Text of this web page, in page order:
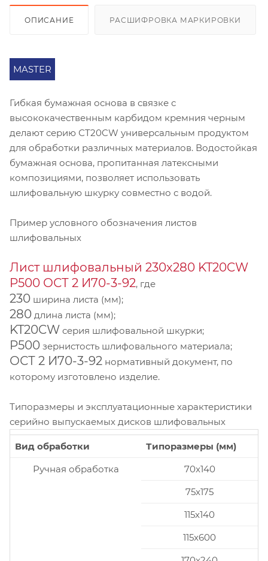
ОПИСАНИЕ РАСШИФРОВКА МАРКИРОВКИ
MASTER
Гибкая бумажная основа в связке с
высококачественным карбидом кремния черным
делают серию СT20CW универсальным продуктом
для обработки различных материалов. Водостойкая
бумажная основа, пропитанная латексными
композициями, позволяет использовать
шлифовальную шкурку совместно с водой.
Пример условного обозначения листов
шлифовальных
Лист шлифовальный 230х280 KT20CW
P500 ОСТ 2 И70-3-92, где
230 ширина листа (мм);
280 длина листа (мм);
KT20CW серия шлифовальной шкурки;
P500 зернистость шлифовального материала;
ОСТ 2 И70-3-92 нормативный документ, по
которому изготовлено изделие.
Типоразмеры и эксплуатационные характеристики
серийно выпускаемых дисков шлифовальных
Вид обработки
Типоразмеры (мм)
Ручная обработка
70x140
75x175
115x140
115x600